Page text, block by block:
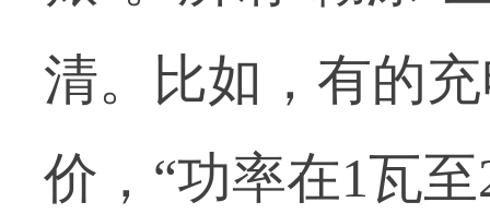
清。比如，有的
价，“功率在1瓦